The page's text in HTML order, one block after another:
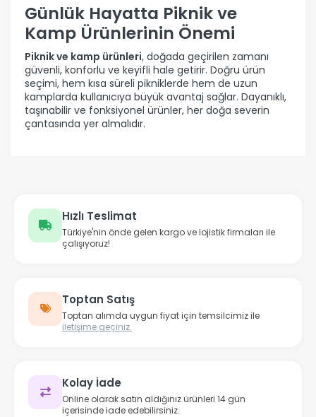
Günlük Hayatta Piknik ve
Kamp Ürünlerinin Önemi
Piknik ve kamp ürünleri, doğada geçirilen zamanı
güvenli, konforlu ve keyifli hale getirir. Doğru ürün
seçimi, hem kısa süreli pikniklerde hem de uzun
kamplarda kullanıcıya büyük avantaj sağlar. Dayanıklı,
taşınabilir ve fonksiyonel ürünler, her doğa severin
çantasında yer almalıdır.
Hızlı Teslimat
Türkiye'nin önde gelen kargo ve lojistik firmaları ile
çalışıyoruz!
Toptan Satış
Toptan alımda uygun fiyat için temsilcimiz ile
iletişime geçiniz.
Kolay İade
Online olarak satın aldığınız ürünleri 14 gün
içerisinde iade edebilirsiniz.